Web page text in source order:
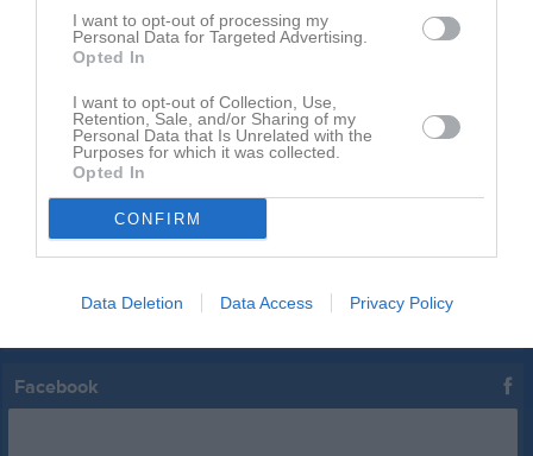
I want to opt-out of processing my
Personal Data for Targeted Advertising.
Opted In
I want to opt-out of Collection, Use,
Retention, Sale, and/or Sharing of my
Personal Data that Is Unrelated with the
Purposes for which it was collected.
Opted In
CONFIRM
Data Deletion Data Access Privacy Policy
Visa alla spelade matcher
På gång
P13/14 år Melleruds IF (borta) 14 aug, 18:30
Seniorlag Bengtsfors IF (hemma)
P13/14 år Laxarby IF 13-14 år Laxarby IF P13 (borta) 16 aug, 11:00
Seniorlag Högsäters GF (hemma)
Facebook